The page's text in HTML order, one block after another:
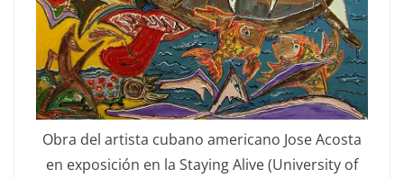
Obra del artista cubano americano Jose Acosta
en exposición en la Staying Alive (University of